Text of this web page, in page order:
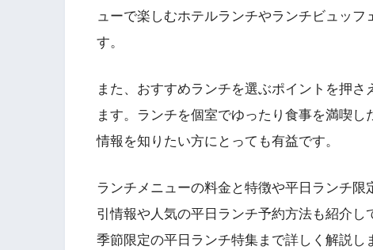
ューで楽しむホテルランチやランチビュッ
す。
また、おすすめランチを選ぶポイントを押
ます。ランチを個室でゆったり食事を満喫
情報を知りたい方にとっても有益です。
ランチメニューの料金と特徴や平日ランチ
引情報や人気の平日ランチ予約方法も紹介し
季節限定の平日ランチ特集まで詳しく解説し